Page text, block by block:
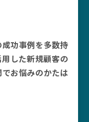
功事例を多数持
した新規顧客の
お悩みのかたは